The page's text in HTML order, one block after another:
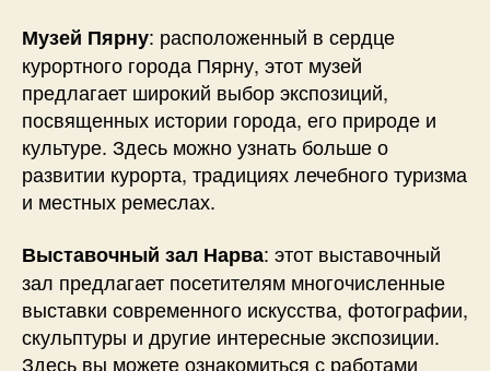
Музей Пярну: расположенный в сердце
курортного города Пярну, этот музей
предлагает широкий выбор экспозиций,
посвященных истории города, его природе и
культуре. Здесь можно узнать больше о
развитии курорта, традициях лечебного туризма
и местных ремеслах.
Выставочный зал Нарва: этот выставочный
зал предлагает посетителям многочисленные
выставки современного искусства, фотографии,
скульптуры и другие интересные экспозиции.
Здесь вы можете ознакомиться с работами